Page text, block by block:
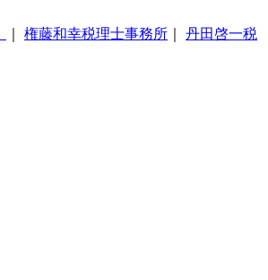
権藤和幸税理士事務所
丹田啓一税